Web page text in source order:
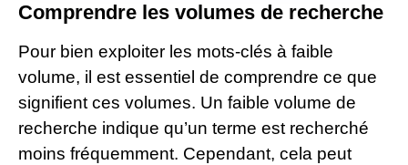
Comprendre les volumes de recherche
Pour bien exploiter les mots-clés à faible
volume, il est essentiel de comprendre ce que
signifient ces volumes. Un faible volume de
recherche indique qu’un terme est recherché
moins fréquemment. Cependant, cela peut